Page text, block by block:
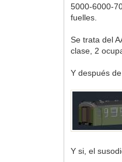
5000-6000-
fuelles.
Se trata del
clase, 2
Y después
Y si, el